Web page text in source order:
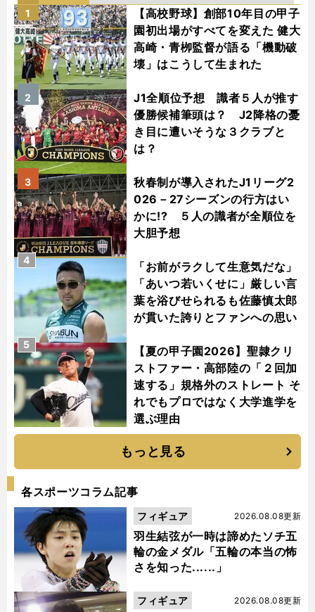
【高校野球】創部10年目の甲子
園初出場がすべてを変えた 健大
高崎・青栁監督が語る「機動破
壊」はこうして生まれた
1
J1全順位予想 識者５人が推す
優勝候補筆頭は？ J2降格の憂
き目に遭いそうな３クラブと
は？
2
秋春制が導入されたJ1リーグ2
026－27シーズンの行方はい
かに!? ５人の識者が全順位を
大胆予想
3
「お前がラクして生意気だな」
「あいつ若いくせに」厳しい言
葉を浴びせられるも佐藤慎太郎
が貫いた誇りとファンへの思い
4
【夏の甲子園2026】聖隷クリ
ストファー・高部陸の「２回加
速する」規格外のストレート そ
れでもプロではなく大学進学を
選ぶ理由
5
もっと見る
各スポーツコラム記事
羽生結弦が一時は諦めたソチ五
輪の金メダル「五輪の本当の怖
さを知った......」
2026.08.08更新
フィギュア
2026.08.08更新
フィギュア